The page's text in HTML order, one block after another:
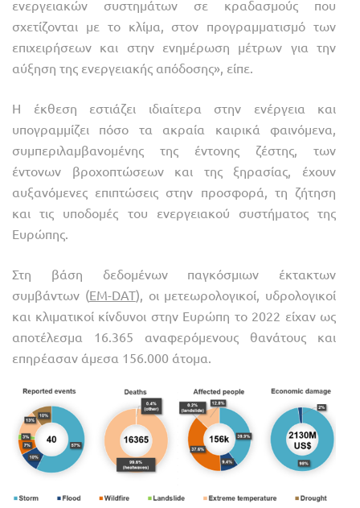
ενεργειακών συστημάτων σε κραδασμούς που
σχετίζονται με το κλίμα, στον προγραμματισμό των
επιχειρήσεων και στην ενημέρωση μέτρων για την
αύξηση της ενεργειακής απόδοσης», είπε.
Η έκθεση εστιάζει ιδιαίτερα στην ενέργεια και
υπογραμμίζει πόσο τα ακραία καιρικά φαινόμενα,
συμπεριλαμβανομένης της έντονης ζέστης, των
έντονων βροχοπτώσεων και της ξηρασίας, έχουν
αυξανόμενες επιπτώσεις στην προσφορά, τη ζήτηση
και τις υποδομές του ενεργειακού συστήματος της
Ευρώπης.
Στη βάση δεδομένων παγκόσμιων έκτακτων
συμβάντων (EM-DAT), οι μετεωρολογικοί, υδρολογικοί
και κλιματικοί κίνδυνοι στην Ευρώπη το 2022 είχαν ως
αποτέλεσμα 16.365 αναφερόμενους θανάτους και
επηρέασαν άμεσα 156.000 άτομα.